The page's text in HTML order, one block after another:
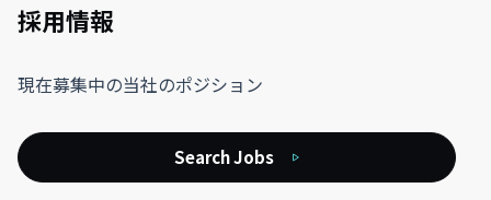
採用情報
現在募集中の当社のポジション
Search Jobs